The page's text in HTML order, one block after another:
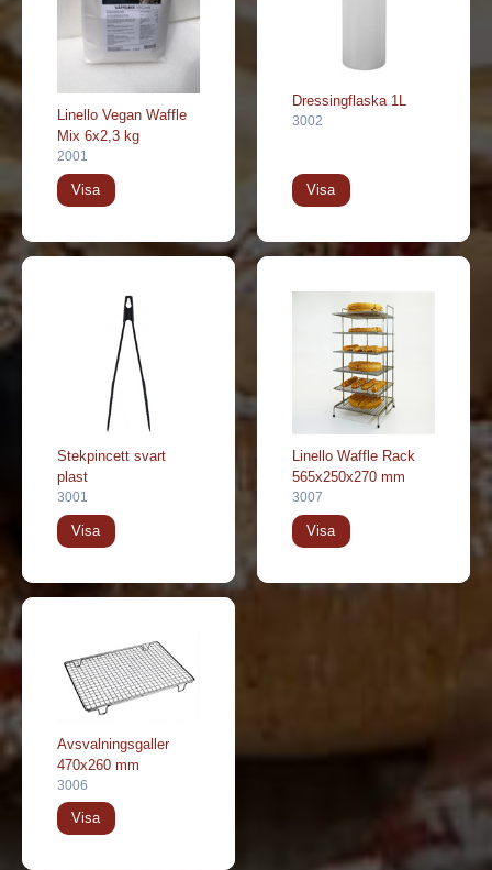
Linello Vegan Waffle
Mix 6x2,3 kg
2001
Visa
Dressingflaska 1L
3002
Visa
Stekpincett svart
plast
3001
Visa
Linello Waffle Rack
565x250x270 mm
3007
Visa
Avsvalningsgaller
470x260 mm
3006
Visa